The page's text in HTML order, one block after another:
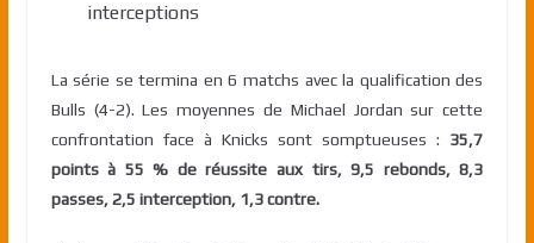
interceptions
La série se termina en 6 matchs avec la qualification des
Bulls (4-2). Les moyennes de Michael Jordan sur cette
confrontation face à Knicks sont somptueuses : 35,7
points à 55 % de réussite aux tirs, 9,5 rebonds, 8,3
passes, 2,5 interception, 1,3 contre.